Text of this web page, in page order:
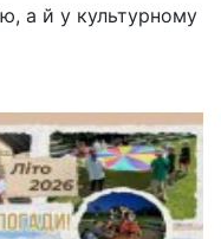
а й у культурному